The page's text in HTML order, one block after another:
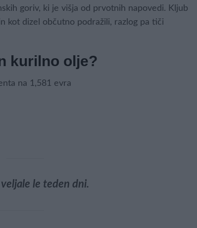
goriv, ki je višja od prvotnih napovedi. Kljub
kot dizel občutno podražili, razlog pa tiči
kurilno olje?
na 1,581 evra
le teden dni.